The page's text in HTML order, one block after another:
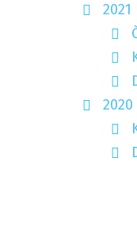
2021
2020